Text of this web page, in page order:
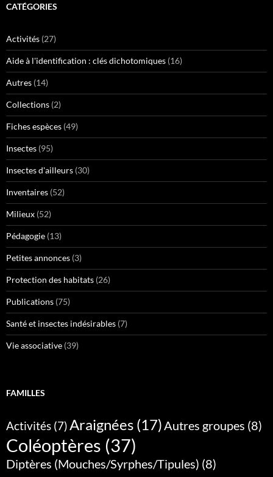
CATÉGORIES
Activités (27)
Aide à l'identification : clés dichotomiques (16)
Autres (14)
Collections (2)
Fiches espèces (49)
Insectes (95)
Insectes d'ailleurs (30)
Inventaires (52)
Milieux (52)
Pédagogie (13)
Petites annonces (3)
Protection des habitats (26)
Publications (75)
Santé et insectes indésirables (7)
Vie associative (39)
FAMILLES
Activités (7) Araignées (17) Autres groupes (8)
Coléoptères (37)
Diptères (Mouches/Syrphes/Tipules) (8)